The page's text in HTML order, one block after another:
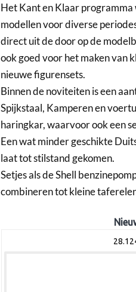
Het Kant en Klaar
modellen voor diverse
direct uit de door op de
ook goed voor het maken van
nieuwe figurensets.
Binnen de noviteiten is een
Spijkstaal, Kamperen en
haringkar, waarvoor ook een
Een wat minder geschikte
laat tot stilstand gekomen.
Setjes als de Shell
combineren tot kleine